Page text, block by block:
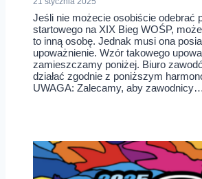
Jeśli nie możecie osobiście odebrać
startowego na XIX Bieg WOŚP,
to inną osobę. Jednak musi ona
upoważnienie. Wzór takowego
zamieszczamy poniżej. Biuro
działać zgodnie z poniższym
UWAGA: Zalecamy, aby zawodnicy…